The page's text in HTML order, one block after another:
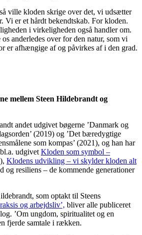
ville kloden skrige over det, vi udsætter
Vi er et hårdt bekendtskab. For kloden.
i virkeligheden også handler om.
anderledes over for den natur, som vi
er afhængige af og påvirkes af i den grad.
mellem Steen Hildebrandt og
andet udgivet bøgerne ’Danmark og
(2019) og ’Det bæredygtige
som kompas’ (2021), og han har
udgivetKloden som symbol –
Klodens udvikling – vi skylder kloden alt
og resiliens – de kommende generationer
som optakt til Steens
og arbejdsliv’, bliver alle publiceret
’Om ungdom, spiritualitet og en
fjerde samtale i rækken.